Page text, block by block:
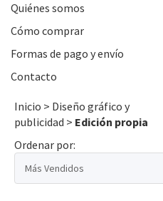
Quiénes somos
Cómo comprar
Formas de pago y envío
Contacto
Inicio > Diseño gráfico y
publicidad > Edición propia
Ordenar por: